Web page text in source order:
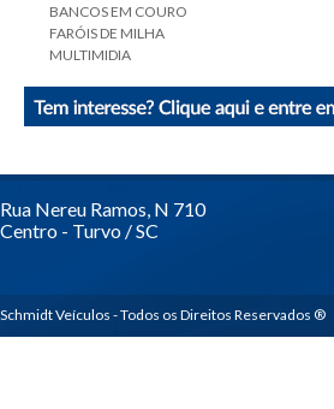
BANCOS EM COURO
FARÓIS DE MILHA
MULTIMIDIA
Rua Nereu Ramos, N 710
Centro - Turvo / SC
Schmidt Veículos - Todos os Direitos Reservados ®